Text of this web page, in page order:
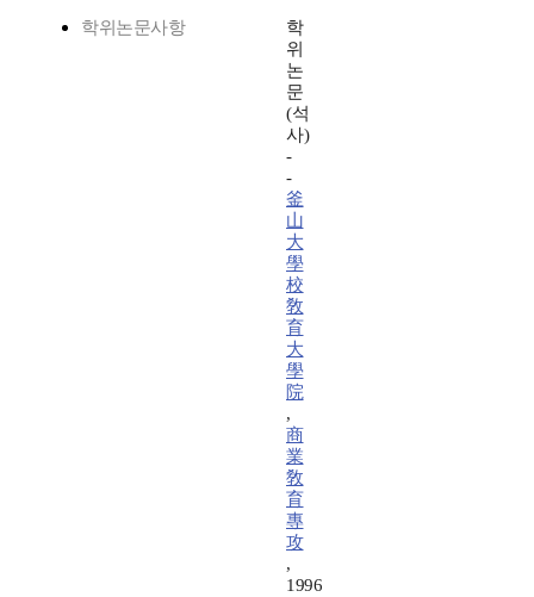
학위논문사항
학
위
논
문
(석
사)
-
-
釜
山
大
學
校
敎
育
大
學
院
,
商
業
敎
育
專
攻
,
1996